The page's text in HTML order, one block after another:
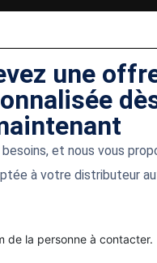
une
et nous vous
à votre distributeur
de la personne à contacter.